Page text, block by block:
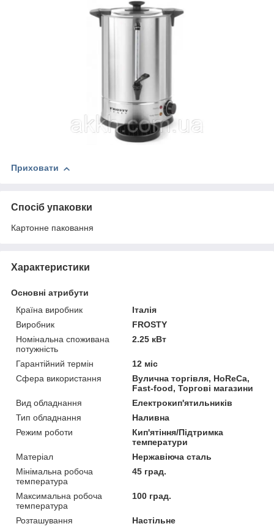
Приховати
Спосіб упаковки
Картонне паковання
Характеристики
Основні атрибути
Країна виробник
Італія
Виробник
FROSTY
Номінальна споживана
потужність
2.25 кВт
Гарантійний термін
12 міс
Сфера використання
Вулична торгівля, HoReCa,
Fast-food, Торгові магазини
Вид обладнання
Електрокип'ятильників
Тип обладнання
Наливна
Режим роботи
Кип'ятіння/Підтримка
температури
Матеріал
Нержавіюча сталь
Мінімальна робоча
температура
45 град.
Максимальна робоча
температура
100 град.
Розташування
Настільне